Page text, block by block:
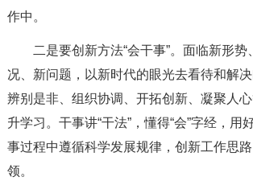
作中。
二是要创新方法“会干事”。 面临新形势
况、新问题，以新时代的眼光去看待和解
辨别是非、组织协调、开拓创新、凝聚人
升学习。干事讲“干法”，懂得“会”字经，用
事过程中遵循科学发展规律，创新工作思
领。